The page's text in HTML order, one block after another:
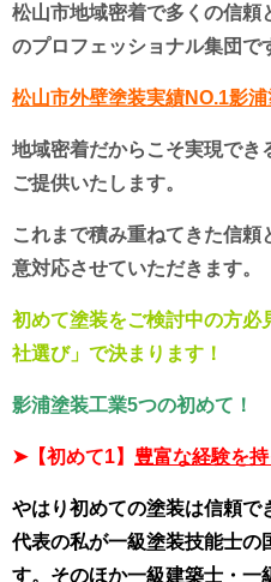
松山市地域密着で多くの信頼
のプロフェッショナル集団で
松山市外壁塗装実績NO.1影
地域密着だからこそ実現でき
ご提供いたします。
これまで積み重ねてきた信
意対応させていただきます。
初めて塗装をご検討中の方必
社選び」で決まります！
影浦塗装工業5つの初めて！
➤【初めて1】 豊富な経験を
やはり初めての塗装は信頼で
代表の私が一級塗装技能士の
す。そのほか一級建築士・一